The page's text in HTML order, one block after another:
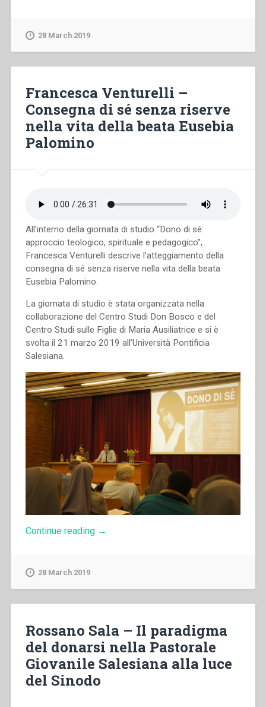
dono
Beltrami”
28 March 2019
Francesca Venturelli –
Consegna di sé senza riserve
nella vita della beata Eusebia
Palomino
All’interno della giornata di studio “Dono di sé:
approccio teologico, spirituale e pedagogico”,
Francesca Venturelli descrive l’atteggiamento della
consegna di sé senza riserve nella vita della beata
Eusebia Palomino.
La giornata di studio è stata organizzata nella
collaborazione del Centro Studi Don Bosco e del
Centro Studi sulle Figlie di Maria Ausiliatrice e si è
svolta il 21 marzo 2019 all’Università Pontificia
Salesiana.
Continue reading “Francesca
sé
vita
della
beata
Eusebia
Palomino”
→
28 March 2019
Rossano Sala – Il paradigma
del donarsi nella Pastorale
Giovanile Salesiana alla luce
del Sinodo